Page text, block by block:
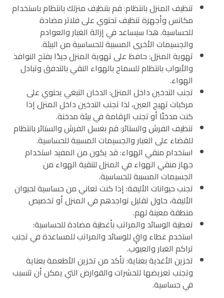
تنظيف المنزل بانتظام: قم بتنظيف منزلك بانتظام باستخدام
مكانس وأجهزة تنظيف تحتوي على فلاتر مضادة
للحساسية. هذا سيساعد في إزالة الغبار والعوادم
والجسيمات الأخرى المسببة للحساسية من البيئة.
تهوية المنزل: حافظ على تهوية المنزل جيدًا بفتح النوافذ
والأبواب بانتظام للسماح بالهواء النقي بالتدفق وتبادل
الهواء.
تجنب التدخين داخل المنزل: الدخان التبغي يحتوي على
مركبات تهيج العين، لذا تجنب التدخين داخل المنزل إذا
كنت مدخنًا أو تجنب الإقامة في بيئة مدخنة.
تنظيف الفرش والستائر: قم بغسل الفرش والستائر بانتظام
للقضاء على الغبار والجسيمات المسببة للحساسية.
استخدام منقي الهواء: قد يكون من المفيد استخدام
جهاز منقي الهواء في المنزل لتنقية الهواء من
الجسيمات المسببة للحساسية.
تجنب حيوانات الأليفة: إذا كنت تعاني من حساسية لحيوان
الأليفة، حاول تقليل تواجدهم في المنزل أو تخصيص
منطقة معينة لهم.
تغطية الوسائد والمراتب بأغطية مضادة للحساسية:
استخدم غطاء واقٍ للوسائد والمراتب للمساعدة في تجنب
تراكم الغبار والعيوب.
تخزين الأغذية بعناية: تأكد من تخزين الأطعمة بعناية
وتجنب تعريضها للحشرات والقوارض التي يمكن أن تتسبب
في حساسية.